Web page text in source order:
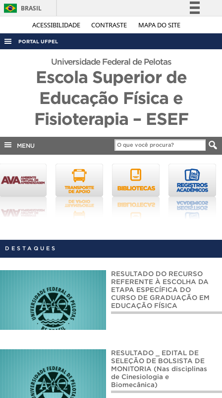
ACESSIBILIDADE CONTRASTE MAPA DO SITE
BRASIL
Simplifique!
Acesso à informação
Legislação
Canais
PORTAL UFPEL
ACESSO À INFORMAÇÃO
AUDITORIA
COBALTO
EDITAIS
INTERNACIONAL
PORTARIAS
Universidade Federal de Pelotas
Escola Superior de
Educação Física e
Fisioterapia – ESEF
MENU
DESTAQUES
RESULTADO DO RECURSO
REFERENTE À ESCOLHA DA
ETAPA ESPECÍFICA DO
CURSO DE GRADUAÇÃO EM
EDUCAÇÃO FÍSICA
RESULTADO _ EDITAL DE
SELEÇÃO DE BOLSISTA DE
MONITORIA (Nas disciplinas
de Cinesiologia e
Biomecânica)